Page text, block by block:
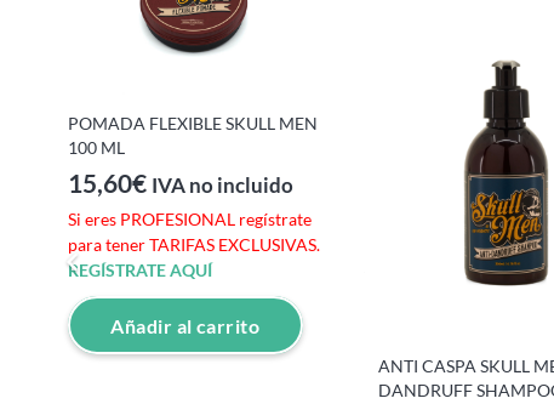
POMADA FLEXIBLE SKULL MEN
100 ML
15,60€ IVA no incluido
Si eres PROFESIONAL regístrate
para tener TARIFAS EXCLUSIVAS.
REGÍSTRATE AQUÍ
Añadir al carrito
ANTI CASPA SKULL
DANDRUFF